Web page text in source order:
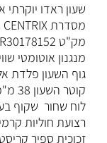
שעון ראדו יוקרתי
מסדרת CENTRIX
מק"ט R30178152
מנגנון אוטומטי
גוף השעון פלדת
קוטר השעון 38 מ"מ
לוח שחור שקוף
רצועת חוליות
זכוכית ספיר